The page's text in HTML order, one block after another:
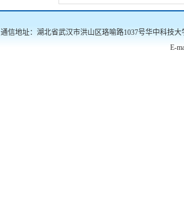
通信地址：湖北省武汉市洪山区珞喻路1037号华中科技大
E-